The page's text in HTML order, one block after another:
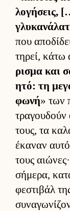
λογήσεις,
που
τηρεί,
ρισμα και
ητό: τη
φωνή» των
τραγου­δούν
τους, τα
έκαναν
τους
σήμερα,
φεστιβάλ